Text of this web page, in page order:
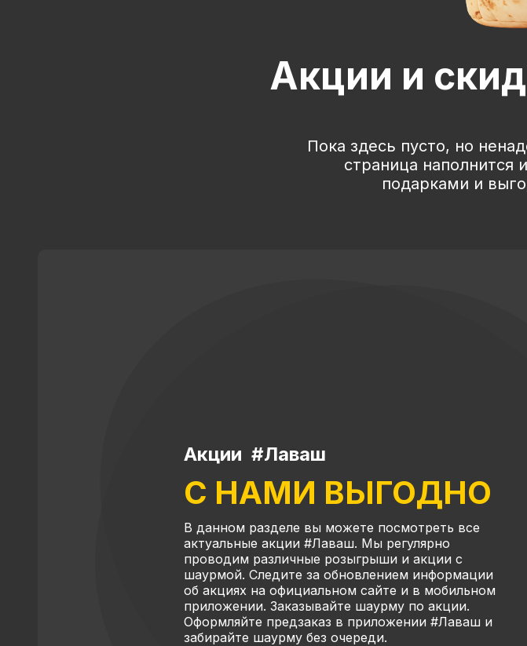
Акции и
Пока здесь пусто, но
страница наполнится
подарками и
Акции #Лаваш
С НАМИ ВЫГОДНО
В данном разделе вы можете посмотреть все
актуальные акции #Лаваш. Мы регулярно
проводим различные розыгрыши и акции с
шаурмой. Следите за обновлением информации
об акциях на официальном сайте и в мобильном
приложении. Заказывайте шаурму по акции.
Оформляйте предзаказ в приложении #Лаваш и
забирайте шаурму без очереди.